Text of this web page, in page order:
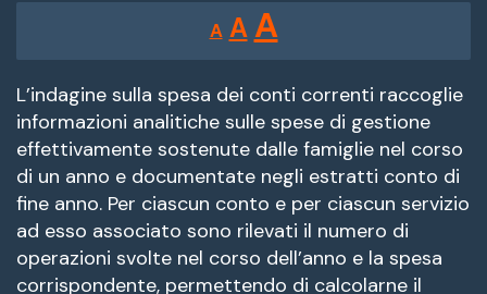
A
Reducir
tamaño
de
fuente.
A Restablecer
tamaño
de
fuente
AAumentar
tamaño
de
fuente.
L’indagine sulla spesa dei conti correnti raccoglie
informazioni analitiche sulle spese di gestione
effettivamente sostenute dalle famiglie nel corso
di un anno e documentate negli estratti conto di
fine anno. Per ciascun conto e per ciascun servizio
ad esso associato sono rilevati il numero di
operazioni svolte nel corso dell’anno e la spesa
corrispondente, permettendo di calcolarne il